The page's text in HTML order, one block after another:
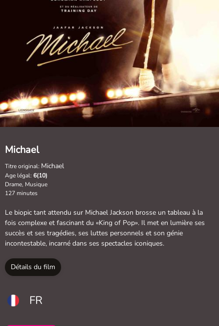
Michael
Titre original: Michael
Age légal: 6(10)
Drame, Musique
127 minutes
Le biopic tant attendu sur Michael Jackson brosse un tableau à la
fois complexe et fascinant du «King of Pop». Il met en lumière ses
succès et ses tragédies, ses luttes personnels et son génie
incontestable, incarné dans ses spectacles iconiques.
Détails du film
FR